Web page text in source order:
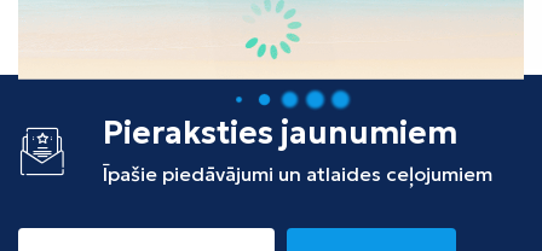
Albānija
Pieraksties jaunumiem
Īpašie piedāvājumi un atlaides ceļojumiem